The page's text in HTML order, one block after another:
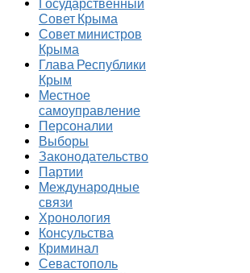
Государственный
Совет Крыма
Совет министров
Крыма
Глава Республики
Крым
Местное
самоуправление
Персоналии
Выборы
Законодательство
Партии
Международные
связи
Хронология
Консульства
Криминал
Севастополь